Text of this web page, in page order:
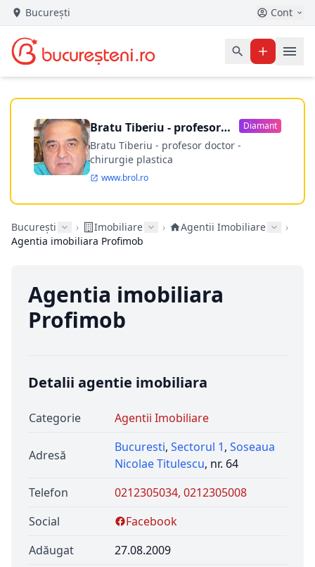
București Cont
Bratu Tiberiu - profesor
doctor
Diamant
Bratu Tiberiu - profesor doctor -
chirurgie plastica
www.brol.ro
București › Imobiliare › Agentii Imobiliare
›
Agentia imobiliara Profimob
Agentia imobiliara
Profimob
Detalii agentie imobiliara
Categorie Agentii Imobiliare
Adresă
Bucuresti, Sectorul 1, Soseaua
Nicolae Titulescu, nr. 64
Telefon
0212305034, 0212305008
Social
Facebook
Adăugat
27.08.2009